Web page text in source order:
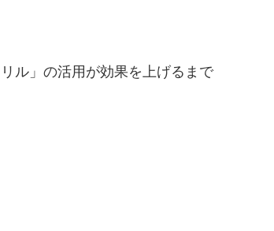
ル」の活用が効果を上げるまで